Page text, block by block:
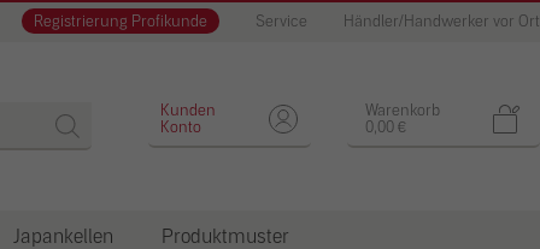
Registrierung Profikunde Service Händler/Handwerker vor Ort
Warenkorb
0,00 €
Kunden
Konto
Japankellen Produktmuster
Designputz